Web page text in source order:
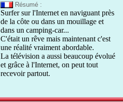
Résumé :
Surfer sur l'Internet en naviguant près
de la côte ou dans un mouillage et
dans un camping-car...
C'était un rêve mais maintenant c'est
une réalité vraiment abordable.
La télévision a aussi beaucoup évolué
et grâce à l'Internet, on peut tout
recevoir partout.